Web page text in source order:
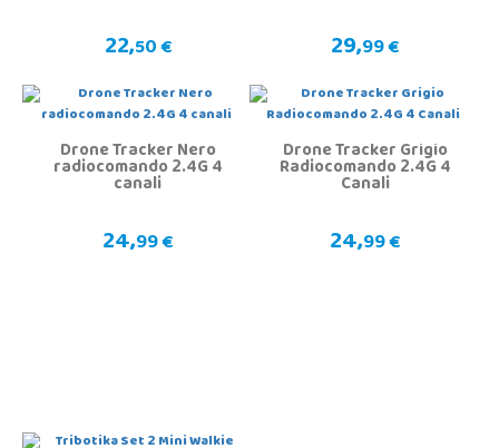
22,50 € 29,99 €
Drone Tracker Nero
radiocomando 2.4G 4
canali
24,99 €
Drone Tracker Grigio
Radiocomando 2.4G 4
Canali
24,99 €